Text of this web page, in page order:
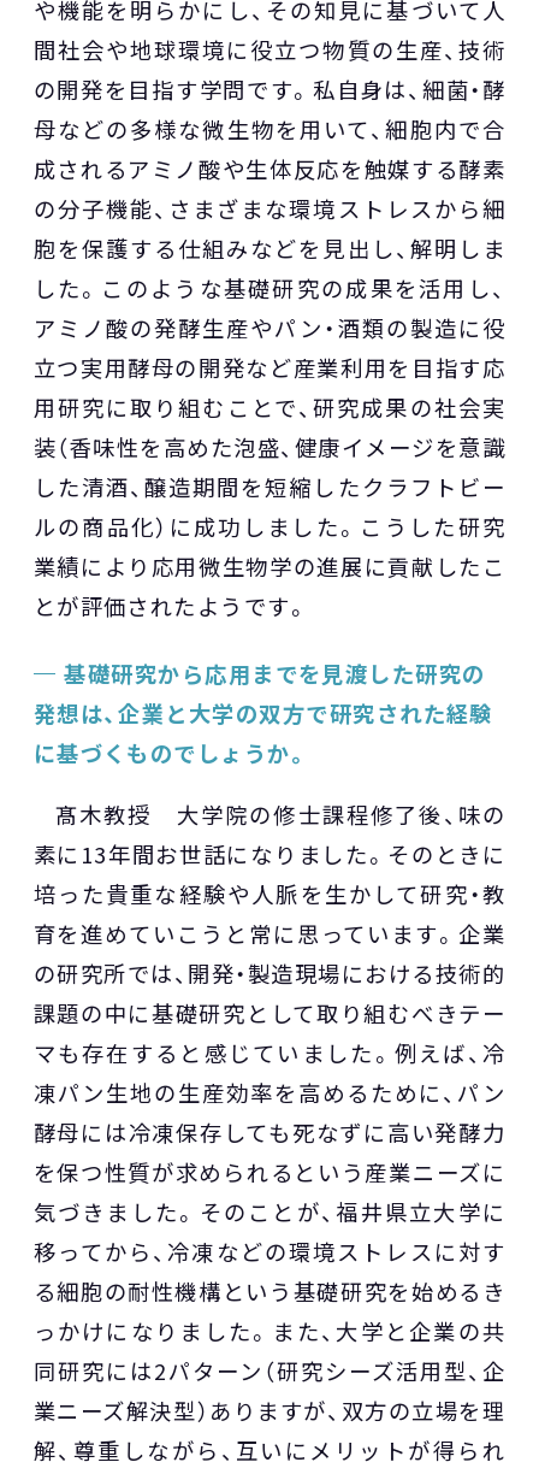
や機能を明らかにし、その知見に基づいて人
間社会や地球環境に役立つ物質の生産、技術
の開発を目指す学問です。私自身は、細菌・酵
母などの多様な微生物を用いて、細胞内で合
成されるアミノ酸や生体反応を触媒する酵素
の分子機能、さまざまな環境ストレスから細
胞を保護する仕組みなどを見出し、解明しま
した。このような基礎研究の成果を活用し、
アミノ酸の発酵生産やパン・酒類の製造に役
立つ実用酵母の開発など産業利用を目指す応
用研究に取り組むことで、研究成果の社会実
装（香味性を高めた泡盛、健康イメージを意識
した清酒、醸造期間を短縮したクラフトビー
ルの商品化）に成功しました。こうした研究
業績により応用微生物学の進展に貢献したこ
とが評価されたようです。
基礎研究から応用までを見渡した研究の
発想は、企業と大学の双方で研究された経験
に基づくものでしょうか。
髙木教授 大学院の修士課程修了後、味の
素に13年間お世話になりました。そのときに
培った貴重な経験や人脈を生かして研究・教
育を進めていこうと常に思っています。企業
の研究所では、開発・製造現場における技術的
課題の中に基礎研究として取り組むべきテー
マも存在すると感じていました。例えば、冷
凍パン生地の生産効率を高めるために、パン
酵母には冷凍保存しても死なずに高い発酵力
を保つ性質が求められるという産業ニーズに
気づきました。そのことが、福井県立大学に
移ってから、冷凍などの環境ストレスに対す
る細胞の耐性機構という基礎研究を始めるき
っかけになりました。また、大学と企業の共
同研究には2パターン（研究シーズ活用型、企
業ニーズ解決型）ありますが、双方の立場を理
解、尊重しながら、互いにメリットが得られ